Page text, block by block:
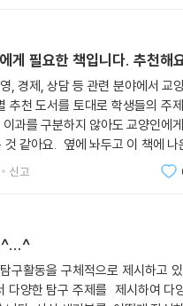
병을 최신 뇌 과학적인 관점에서
는 책이다. 우울증은 개인의 노력
작동 방식에 의한 질환이라는 점을
와 폐해, 그리고 회복을 위한 방법
깨고, 우울증을 앓는 사람들에게
에서
게 필요한 책입니다. 추천해
, 경제, 상담 등 관련 분야에서 교
추천 도서를 토대로 학생들의 주
과를 구분하지 않아도 교양인에
같아요. 옆에 놔두고 이 책에 나
커질 것 같아 강력 추천합니다.
신고
^...^
구활동을 구체적으로 제시하고
다양한 탐구 주제를 제시하여 다